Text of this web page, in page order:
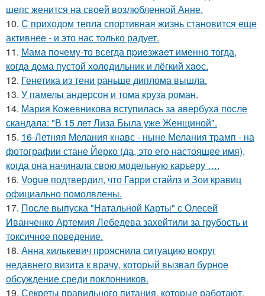
шепс женится на своей возлюбленной Анне.
10. С приходом тепла спортивная жизнь становится еще
активнее - и это нас только радует.
11. Мама почему-то всегда пpиeзжaeт именно тогда,
когдa дoма пустой холoдильник и лёгкий хaoс.
12. Генетика из тени раньше диплома вышла.
13. У памелы андерсон и тома круза роман.
14. Мария Кожевникова вступилась за авербуха после
скандала: "В 15 лет Лиза Была уже Женщиной".
15. 16-Летняя Мелания кнавс - ныне Мелания трамп - на
фотографии стане Йерко (да, это его настоящее имя),
когда она начинала свою модельную карьеру ….
16. Vogue подтвердил, что Гарри стайлз и Зои кравиц
официально помолвлены.
17. После выпуска "Натальной Карты" с Олесей
Иванченко Артемия Лебедева захейтили за грубость и
токсичное поведение.
18. Анна хилькевич прояснила ситуацию вокруг
недавнего визита к врачу, который вызвал бурное
обсуждение среди поклонников.
19. Секреты правильного питания, которые работают.